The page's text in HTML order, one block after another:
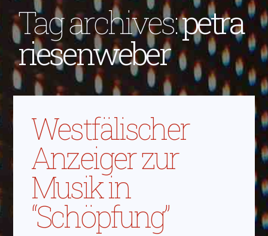
Tag archives:petra
riesenweber
Westfälischer
Anzeiger zur
Musik in
“Schöpfung”